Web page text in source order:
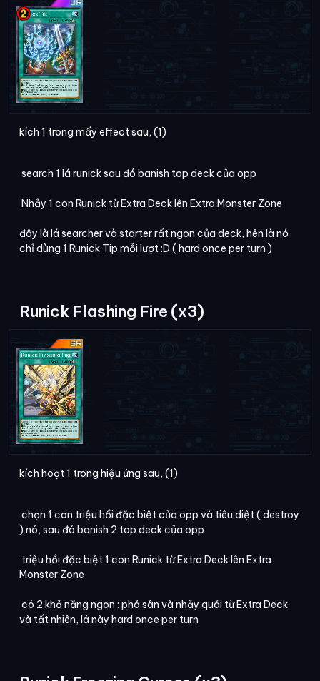
kích 1 trong mấy effect sau, (1)
search 1 lá runick sau đó banish top deck của opp
Nhảy 1 con Runick từ Extra Deck lên Extra Monster Zone
đây là lá searcher và starter rất ngon của deck, hên là nó
chỉ dùng 1 Runick Tip mỗi lượt :D ( hard once per turn )
Runick Flashing Fire (x3)
kích hoạt 1 trong hiệu ứng sau, (1)
chọn 1 con triệu hồi đặc biệt của opp và tiêu diệt ( destroy
) nó, sau đó banish 2 top deck của opp
triệu hồi đặc biệt 1 con Runick từ Extra Deck lên Extra
Monster Zone
có 2 khả năng ngon : phá sân và nhảy quái từ Extra Deck
và tất nhiên, lá này hard once per turn